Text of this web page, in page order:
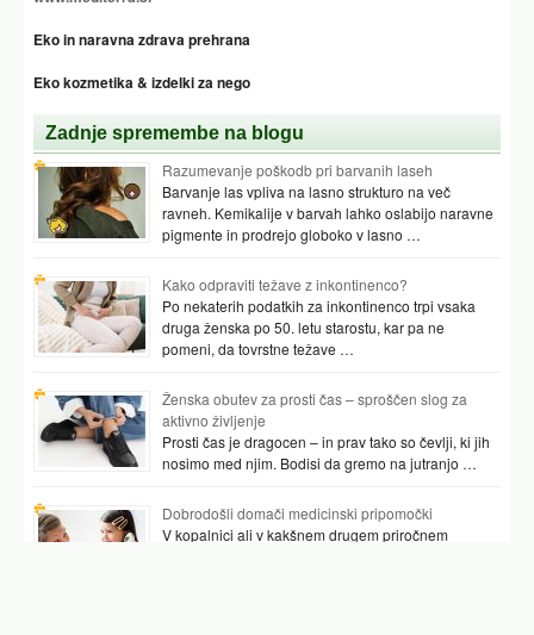
Eko in naravna zdrava prehrana
Eko kozmetika & izdelki za nego
Zadnje spremembe na blogu
Razumevanje poškodb pri barvanih laseh
Barvanje las vpliva na lasno strukturo na več
ravneh. Kemikalije v barvah lahko oslabijo naravne
pigmente in prodrejo globoko v lasno …
Kako odpraviti težave z inkontinenco?
Po nekaterih podatkih za inkontinenco trpi vsaka
druga ženska po 50. letu starostu, kar pa ne
pomeni, da tovrstne težave …
Ženska obutev za prosti čas – sproščen slog za
aktivno življenje
Prosti čas je dragocen – in prav tako so čevlji, ki jih
nosimo med njim. Bodisi da gremo na jutranjo …
Dobrodošli domači medicinski pripomočki
V kopalnici ali v kakšnem drugem priročnem